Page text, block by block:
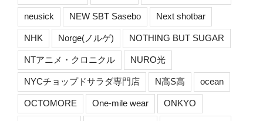
neusick NEW SBT Sasebo Next shotbar
NHK Norge(ノルゲ) NOTHING BUT SUGAR
NTアニメ・クロニクル NURO光
NYCチョップドサラダ専門店 N高S高 ocean
OCTOMORE One-mile wear ONKYO